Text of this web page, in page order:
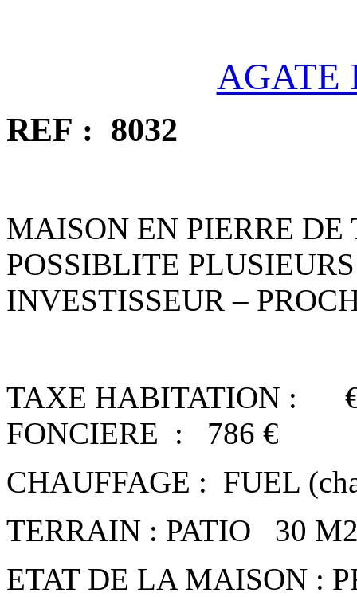
AGATE
REF :
MAISON EN PIERRE
POSSIBLITE
INVESTISSEUR –
TAXE
FONCIERE : 786 €
CHAUFFAGE : FUEL
TERRAIN :
ETAT DE LA MAISON :